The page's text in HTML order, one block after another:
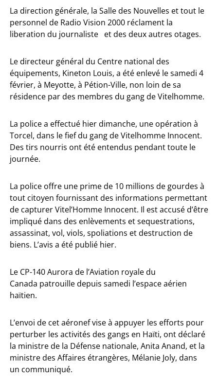
La direction générale, la Salle des Nouvelles et tout le
personnel de Radio Vision 2000 réclament la
liberation du journaliste et des deux autres otages.
Le directeur général du Centre national des
équipements, Kineton Louis, a été enlevé le samedi 4
février, à Meyotte, à Pétion-Ville, non loin de sa
résidence par des membres du gang de Vitelhomme.
La police a effectué hier dimanche, une opération à
Torcel, dans le fief du gang de Vitelhomme Innocent.
Des tirs nourris ont été entendus pendant toute le
journée.
La police offre une prime de 10 millions de gourdes à
tout citoyen fournissant des informations permettant
de capturer Vitel’Homme Innocent. Il est accusé d’être
impliqué dans des enlèvements et sequestrations,
assassinat, vol, viols, spoliations et destruction de
biens. L’avis a été publié hier.
Le CP-140 Aurora de l’Aviation royale du
Canada patrouille depuis samedi l’espace aérien
haïtien.
L’envoi de cet aéronef vise à appuyer les efforts pour
perturber les activités des gangs en Haïti, ont déclaré
la ministre de la Défense nationale, Anita Anand, et la
ministre des Affaires étrangères, Mélanie Joly, dans
un communiqué.